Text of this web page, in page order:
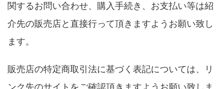
関するお問い合わせ、購入手続き、お支払い等は紹
介先の販売店と直接行って頂きますようお願い致し
ます。
販売店の特定商取引法に基づく表記については、リ
ンク先のサイトをご確認頂きますようお願い致しま